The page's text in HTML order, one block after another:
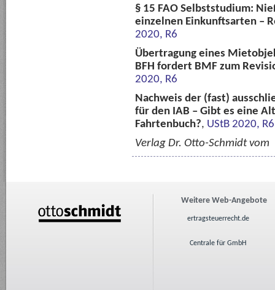
§ 15 FAO Selbststudium:
einzelnen Einkunftsarten –
2020, R6
Übertragung eines
BFH fordert BMF zum
2020, R6
Nachweis der (fast)
für den IAB – Gibt es eine
Fahrtenbuch?, UStB 2020, R6
Verlag Dr. Otto-Schmidt vom
Weitere Web-Angebote
ertragsteuerrecht.de
Centrale für GmbH